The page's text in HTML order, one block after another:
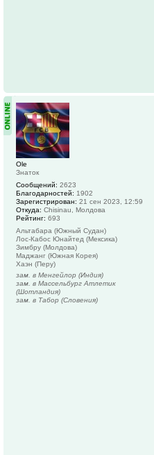
Ole
Знаток
Сообщений: 2623
Благодарностей: 1902
Зарегистрирован: 21 сен 2023, 12:59
Откуда: Chisinau, Молдова
Рейтинг: 693
Альтабара (Южный Судан)
Лос-Кабос Юнайтед (Мексика)
Зимбру (Молдова)
Маджанг (Южная Корея)
Хаэн (Перу)
зам. в Менгейлор (Индия)
зам. в Массельбург Атлетик
(Шотландия)
зам. в Табор (Словения)